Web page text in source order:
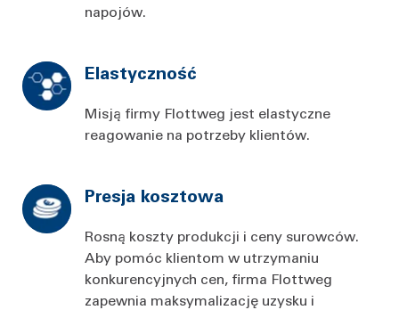
napojów.
Elastyczność
Misją firmy Flottweg jest elastyczne
reagowanie na potrzeby klientów.
Presja kosztowa
Rosną koszty produkcji i ceny surowców.
Aby pomóc klientom w utrzymaniu
konkurencyjnych cen, firma Flottweg
zapewnia maksymalizację uzysku i